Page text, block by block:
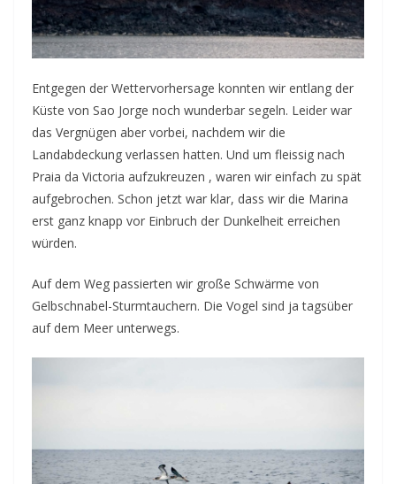
Entgegen der Wettervorhersage konnten wir entlang der
Küste von Sao Jorge noch wunderbar segeln. Leider war
das Vergnügen aber vorbei, nachdem wir die
Landabdeckung verlassen hatten. Und um fleissig nach
Praia da Victoria aufzukreuzen , waren wir einfach zu spät
aufgebrochen. Schon jetzt war klar, dass wir die Marina
erst ganz knapp vor Einbruch der Dunkelheit erreichen
würden.
Auf dem Weg passierten wir große Schwärme von
Gelbschnabel-Sturmtauchern. Die Vogel sind ja tagsüber
auf dem Meer unterwegs.